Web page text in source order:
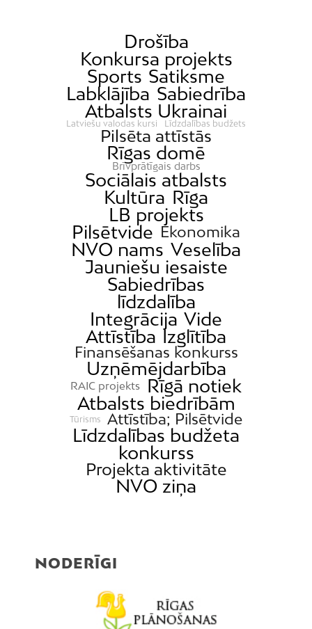
Drošība
Konkursa projekts
Sports Satiksme
Labklājība Sabiedrība
Atbalsts Ukrainai
Latviešu valodas kursi Līdzdalības budžets
Pilsēta attīstās
Rīgas domē
Brīvprātīgais darbs
Sociālais atbalsts
Kultūra Rīga
LB projekts
Pilsētvide Ekonomika
NVO nams Veselība
Jauniešu iesaiste
Sabiedrības
līdzdalība
Integrācija Vide
Attīstība Izglītība
Finansēšanas konkurss
Uzņēmējdarbība
RAIC projekts
Rīgā notiek
Atbalsts biedrībām
Tūrisms Attīstība; Pilsētvide
Līdzdalības budžeta
konkurss
Projekta aktivitāte
NVO ziņa
NODERĪGI